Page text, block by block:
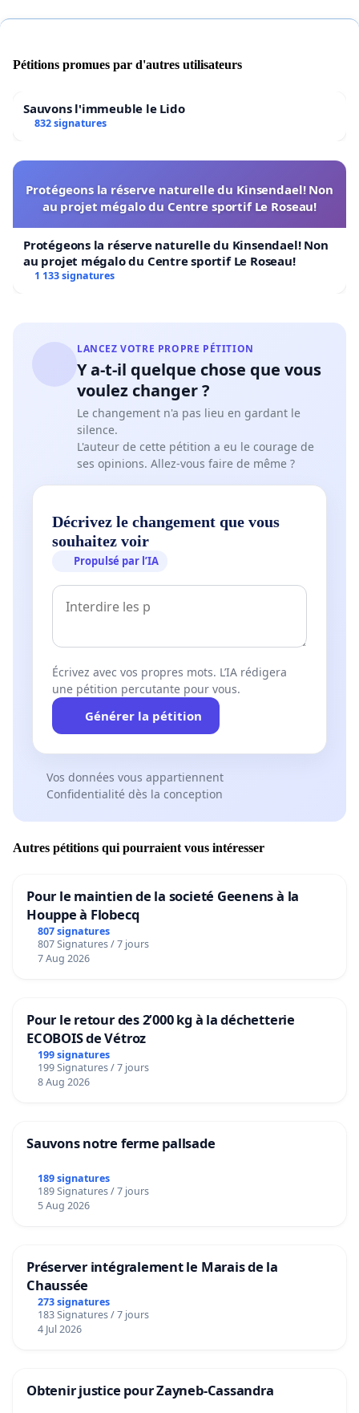
Pétitions promues par d'autres utilisateurs
Sauvons l'immeuble le Lido
832 signatures
Protégeons la réserve naturelle du Kinsendael! Non
au projet mégalo du Centre sportif Le Roseau!
Protégeons la réserve naturelle du Kinsendael! Non
au projet mégalo du Centre sportif Le Roseau!
1 133 signatures
LANCEZ VOTRE PROPRE PÉTITION
Y a-t-il quelque chose que vous
voulez changer ?
Le changement n'a pas lieu en gardant le
silence.
L'auteur de cette pétition a eu le courage de
ses opinions. Allez-vous faire de même ?
Décrivez le changement que vous
souhaitez voir
Propulsé par l’IA
Écrivez avec vos propres mots. L’IA rédigera
une pétition percutante pour vous.
Générer la pétition
Vos données vous appartiennent
Confidentialité dès la conception
Autres pétitions qui pourraient vous intéresser
Pour le maintien de la societé Geenens à la
Houppe à Flobecq
807 signatures
807 Signatures / 7 jours
7 Aug 2026
Pour le retour des 2’000 kg à la déchetterie
ECOBOIS de Vétroz
199 signatures
199 Signatures / 7 jours
8 Aug 2026
Sauvons notre ferme pallsade
189 signatures
189 Signatures / 7 jours
5 Aug 2026
Préserver intégralement le Marais de la
Chaussée
273 signatures
183 Signatures / 7 jours
4 Jul 2026
Obtenir justice pour Zayneb-Cassandra